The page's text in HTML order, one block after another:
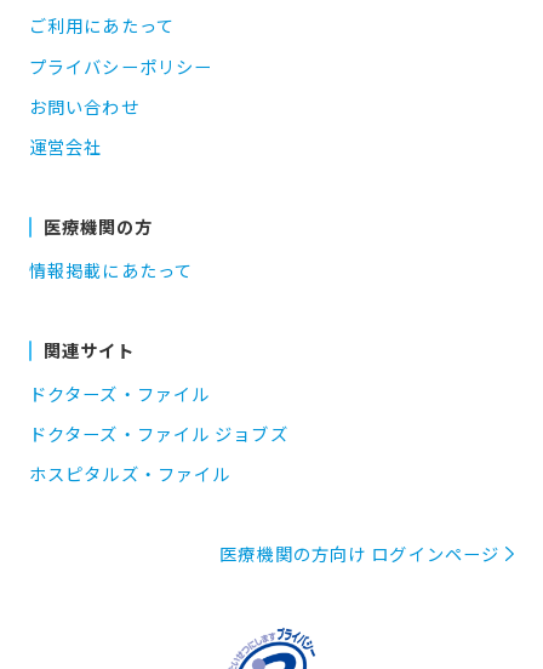
ご利用にあたって
プライバシーポリシー
お問い合わせ
運営会社
医療機関の方
情報掲載にあたって
関連サイト
ドクターズ・ファイル
ドクターズ・ファイル ジョブズ
ホスピタルズ・ファイル
医療機関の方向け ログインページ